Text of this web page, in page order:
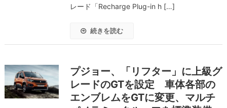
レード「Recharge Plug-in h […]
続きを読む
プジョー、「リフター」に上級グ
レードのGTを設定 車体各部の
エンブレムをGTに変更、マルチ